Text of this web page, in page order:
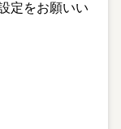
定をお願いい